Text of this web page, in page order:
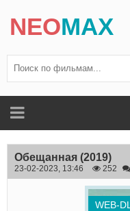
NEOMAX
Обещанная (2019)
23-02-2023, 13:46 252
WEB-DL